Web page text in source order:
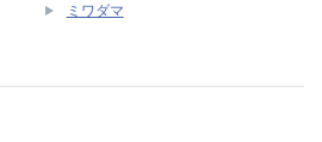
ミワダマ